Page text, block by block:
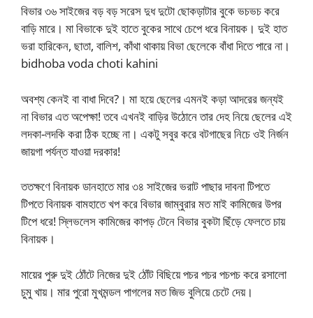
বিভার ৩৬ সাইজের বড় বড় সরেস দুধ দুটো ছোকড়াটার বুকে ভচভচ করে
বাড়ি মারে। মা বিভাকে দুই হাতে বুকের সাথে চেপে ধরে বিনায়ক। দুই হাত
ভরা হারিকেন, ছাতা, বালিশ, কাঁথা থাকায় বিভা ছেলেকে বাঁধা দিতে পারে না।
bidhoba voda choti kahini
অবশ্য কেনই বা বাধা দিবে?। মা হয়ে ছেলের এমনই কড়া আদরের জন্যই
না বিভার এত অপেক্ষা! তবে এখনই বাড়ির উঠোনে তার দেহ নিয়ে ছেলের এই
লদকা-লদকি করা ঠিক হচ্ছে না। একটু সবুর করে বটগাছের নিচে ওই নির্জন
জায়গা পর্যন্ত যাওয়া দরকার!
ততক্ষণে বিনায়ক ডানহাতে মার ৩৪ সাইজের ভরাট পাছার দাবনা টিপতে
টিপতে বিনায়ক বামহাতে খপ করে বিভার জাম্বুরার মত মাই কামিজের উপর
টিপে ধরে! স্লিভলেস কামিজের কাপড় টেনে বিভার বুকটা ছিঁড়ে ফেলতে চায়
বিনায়ক।
মায়ের পুরু দুই ঠোঁটে নিজের দুই ঠোঁট বিছিয়ে পচর পচর পচপচ করে রসালো
চুমু খায়। মার পুরো মুখমন্ডল পাগলের মত জিভ বুলিয়ে চেটে দেয়।